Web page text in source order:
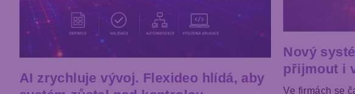
AI zrychluje vývoj. Flexideo hlídá, aby
Nový
přijmout i
Ve firmách se